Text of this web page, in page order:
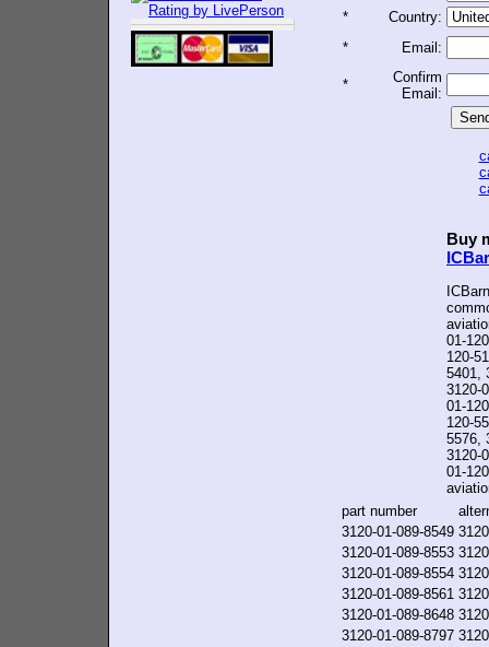
*
Country:
*
Email:
*
Confirm
Email:
Buy
01-
120-
5401,
3120-
01-
120-
5576,
3120-
01-
part number
3120-01-089-8549
3120-01-089-8553
3120-01-089-8554
3120-01-089-8561
3120-01-089-8648
3120-01-089-8797